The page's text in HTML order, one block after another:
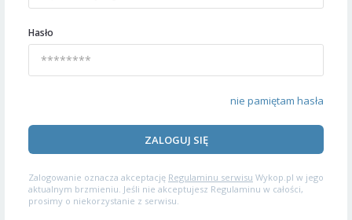
Hasło
nie pamiętam hasła
ZALOGUJ SIĘ
Zalogowanie oznacza akceptację Regulaminu serwisu Wykop.pl w jego
aktualnym brzmieniu. Jeśli nie akceptujesz Regulaminu w całości,
prosimy o niekorzystanie z serwisu.